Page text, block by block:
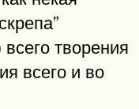
творения
всего и во